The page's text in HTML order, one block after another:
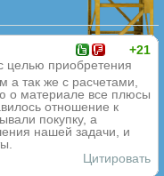
+21
целью приобретения
а так же с расчетами,
о материале все плюсы
отношение к
покупку, а
нашей задачи, и
Цитировать